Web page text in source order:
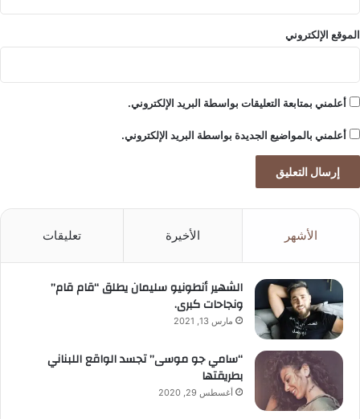
ي
الموقع الإلكتروني
أعلمني بمتابعة التعليقات بواسطة البريد الإلكتروني.
أعلمني بالمواضيع الجديدة بواسطة البريد الإلكتروني.
الأشهر الأخيرة تعليقات
الشهير أنطونيو سليمان يطلق “قام قام”
ونجاحات كبرى.
مارس 13, 2021
“سامي جو موسى” تجسد الواقع اللبناني
بطريقتها
أغسطس 29, 2020